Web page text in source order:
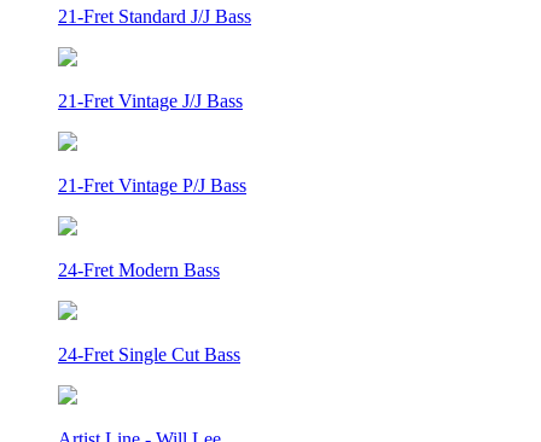
21-Fret Standard J/J Bass
21-Fret Vintage J/J Bass
21-Fret Vintage P/J Bass
24-Fret Modern Bass
24-Fret Single Cut Bass